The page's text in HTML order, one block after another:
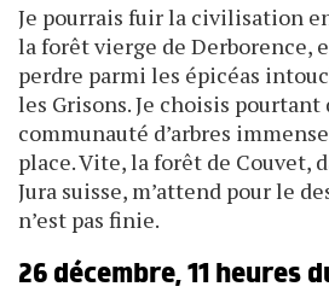
Je pourrais fuir la civilisation
la forêt vierge de Derborence,
perdre parmi les épicéas
les Grisons. Je choisis
communauté d’arbres
place. Vite, la forêt de Couvet,
Jura suisse, m’attend pour le
n’est pas finie.
26 décembre, 11 heures